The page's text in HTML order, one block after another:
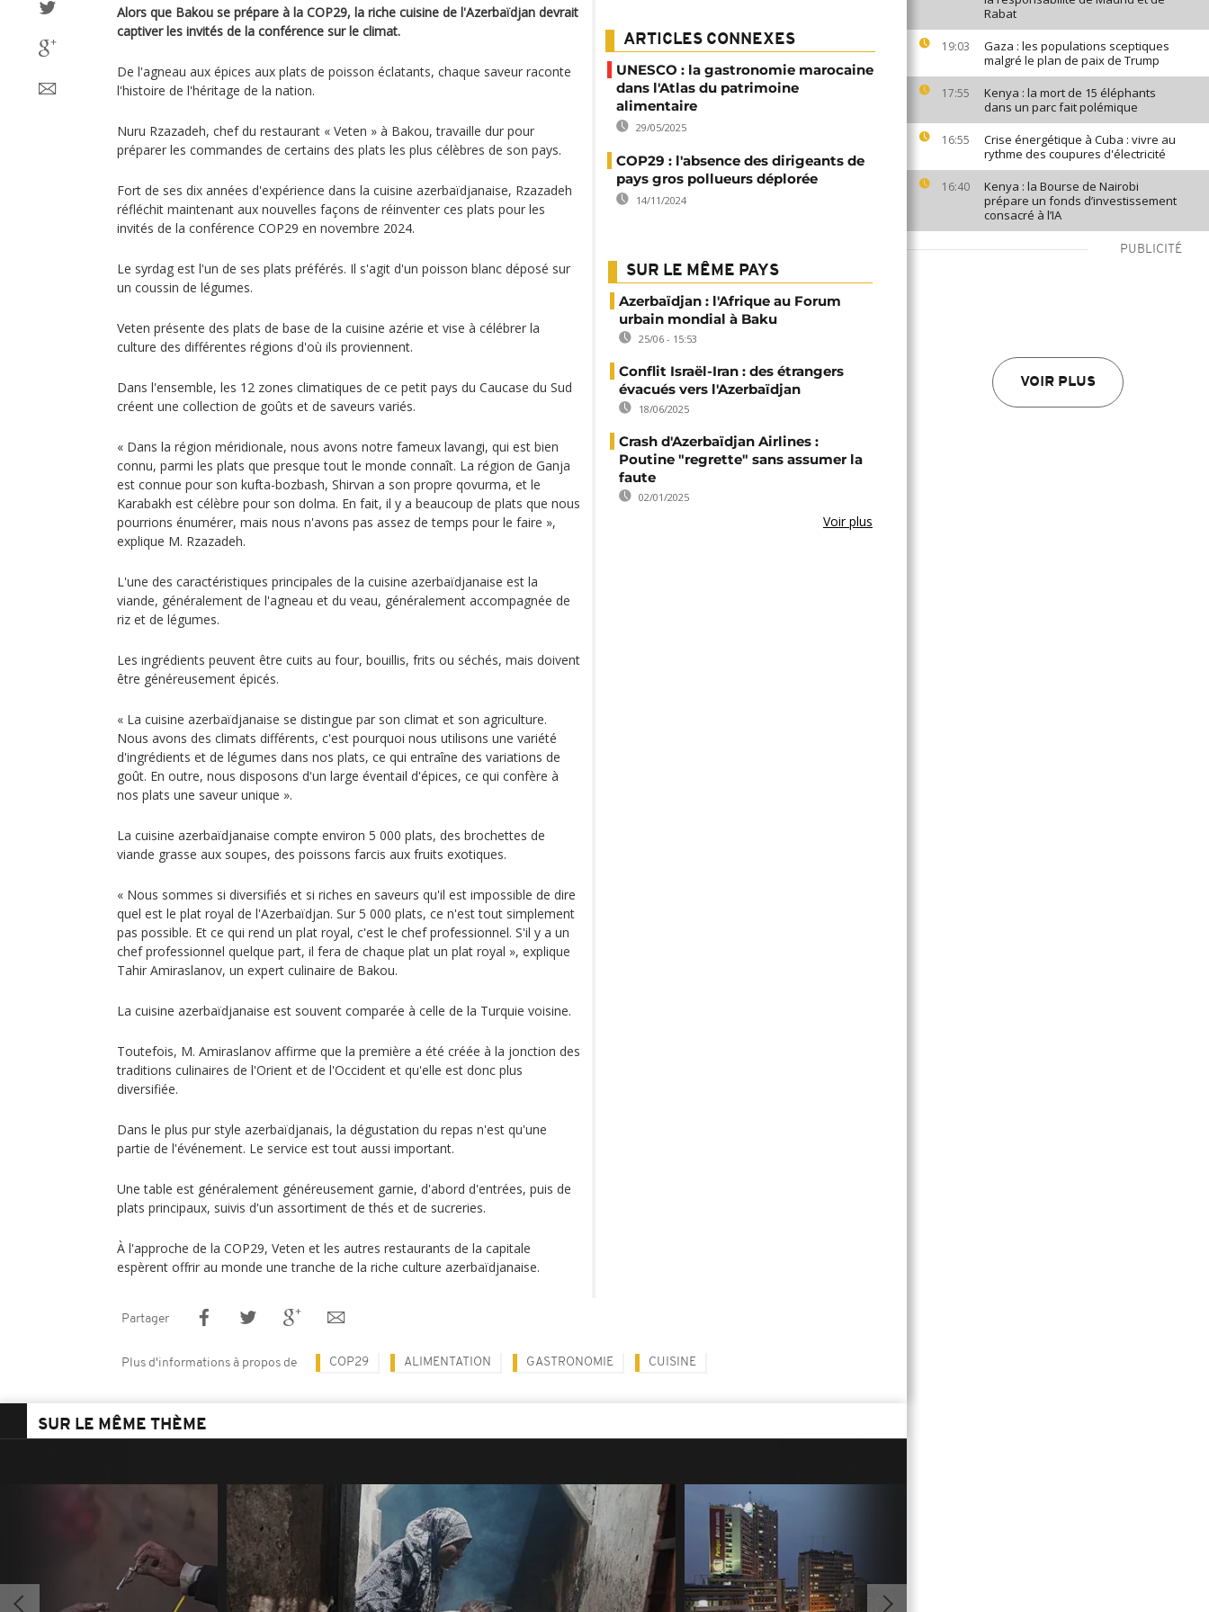
Rabat
19:03
Gaza : les populations sceptiques
malgré le plan de paix de Trump
17:55
Kenya : la mort de 15 éléphants
dans un parc fait polémique
16:55
Crise énergétique à Cuba : vivre au
rythme des coupures d'électricité
16:40
Kenya : la Bourse de Nairobi
prépare un fonds d’investissement
consacré à l’IA
PUBLICITÉ
VOIR PLUS
Alors que Bakou se prépare à la COP29, la riche cuisine de l'Azerbaïdjan devrait
captiver les invités de la conférence sur le climat.
De l'agneau aux épices aux plats de poisson éclatants, chaque saveur raconte
l'histoire de l'héritage de la nation.
Nuru Rzazadeh, chef du restaurant « Veten » à Bakou, travaille dur pour
préparer les commandes de certains des plats les plus célèbres de son pays.
Fort de ses dix années d'expérience dans la cuisine azerbaïdjanaise, Rzazadeh
réfléchit maintenant aux nouvelles façons de réinventer ces plats pour les
invités de la conférence COP29 en novembre 2024.
Le syrdag est l'un de ses plats préférés. Il s'agit d'un poisson blanc déposé sur
un coussin de légumes.
Veten présente des plats de base de la cuisine azérie et vise à célébrer la
culture des différentes régions d'où ils proviennent.
Dans l'ensemble, les 12 zones climatiques de ce petit pays du Caucase du Sud
créent une collection de goûts et de saveurs variés.
« Dans la région méridionale, nous avons notre fameux lavangi, qui est bien
connu, parmi les plats que presque tout le monde connaît. La région de Ganja
est connue pour son kufta-bozbash, Shirvan a son propre qovurma, et le
Karabakh est célèbre pour son dolma. En fait, il y a beaucoup de plats que nous
pourrions énumérer, mais nous n'avons pas assez de temps pour le faire »,
explique M. Rzazadeh.
L'une des caractéristiques principales de la cuisine azerbaïdjanaise est la
viande, généralement de l'agneau et du veau, généralement accompagnée de
riz et de légumes.
Les ingrédients peuvent être cuits au four, bouillis, frits ou séchés, mais doivent
être généreusement épicés.
« La cuisine azerbaïdjanaise se distingue par son climat et son agriculture.
Nous avons des climats différents, c'est pourquoi nous utilisons une variété
d'ingrédients et de légumes dans nos plats, ce qui entraîne des variations de
goût. En outre, nous disposons d'un large éventail d'épices, ce qui confère à
nos plats une saveur unique ».
La cuisine azerbaïdjanaise compte environ 5 000 plats, des brochettes de
viande grasse aux soupes, des poissons farcis aux fruits exotiques.
« Nous sommes si diversifiés et si riches en saveurs qu'il est impossible de dire
quel est le plat royal de l'Azerbaïdjan. Sur 5 000 plats, ce n'est tout simplement
pas possible. Et ce qui rend un plat royal, c'est le chef professionnel. S'il y a un
chef professionnel quelque part, il fera de chaque plat un plat royal », explique
Tahir Amiraslanov, un expert culinaire de Bakou.
La cuisine azerbaïdjanaise est souvent comparée à celle de la Turquie voisine.
Toutefois, M. Amiraslanov affirme que la première a été créée à la jonction des
traditions culinaires de l'Orient et de l'Occident et qu'elle est donc plus
diversifiée.
Dans le plus pur style azerbaïdjanais, la dégustation du repas n'est qu'une
partie de l'événement. Le service est tout aussi important.
Une table est généralement généreusement garnie, d'abord d'entrées, puis de
plats principaux, suivis d'un assortiment de thés et de sucreries.
À l'approche de la COP29, Veten et les autres restaurants de la capitale
espèrent offrir au monde une tranche de la riche culture azerbaïdjanaise.
ARTICLES CONNEXES
UNESCO : la gastronomie marocaine
dans l'Atlas du patrimoine
alimentaire
29/05/2025
COP29 : l'absence des dirigeants de
pays gros pollueurs déplorée
14/11/2024
SUR LE MÊME PAYS
Azerbaïdjan : l'Afrique au Forum
urbain mondial à Baku
25/06 - 15:53
Conflit Israël-Iran : des étrangers
évacués vers l'Azerbaïdjan
18/06/2025
Crash d'Azerbaïdjan Airlines :
Poutine "regrette" sans assumer la
faute
02/01/2025
Voir plus
Partager
Plus d'informations à propos de COP29 ALIMENTATION GASTRONOMIE CUISINE
SUR LE MÊME THÈME